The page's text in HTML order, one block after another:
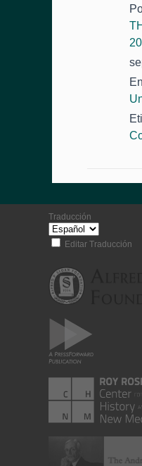
Traducción
Editar Traducción